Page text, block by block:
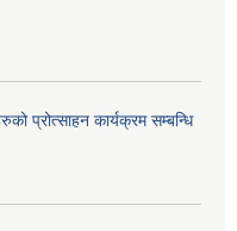
प्रोत्साहन कार्यक्रम सम्बन्धि